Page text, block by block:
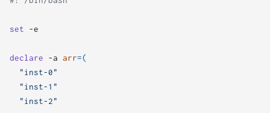
set
declare -a arr=(
"inst-0"
"inst-1"
"inst-2"